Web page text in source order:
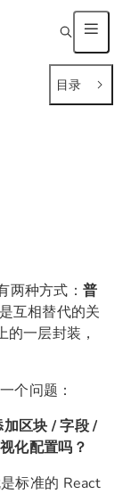
目录
两种方式： 普
互相替代的关
一层封装，
个问题：
区块 / 字段 /
化配置吗？
标准的 React